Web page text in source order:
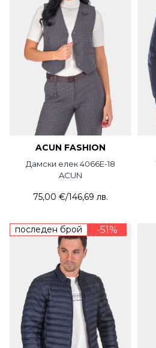
ACUN FASHION
Дамски елек 4066E-18
ACUN
75,00 €/146,69 лв.
последен брой -51%